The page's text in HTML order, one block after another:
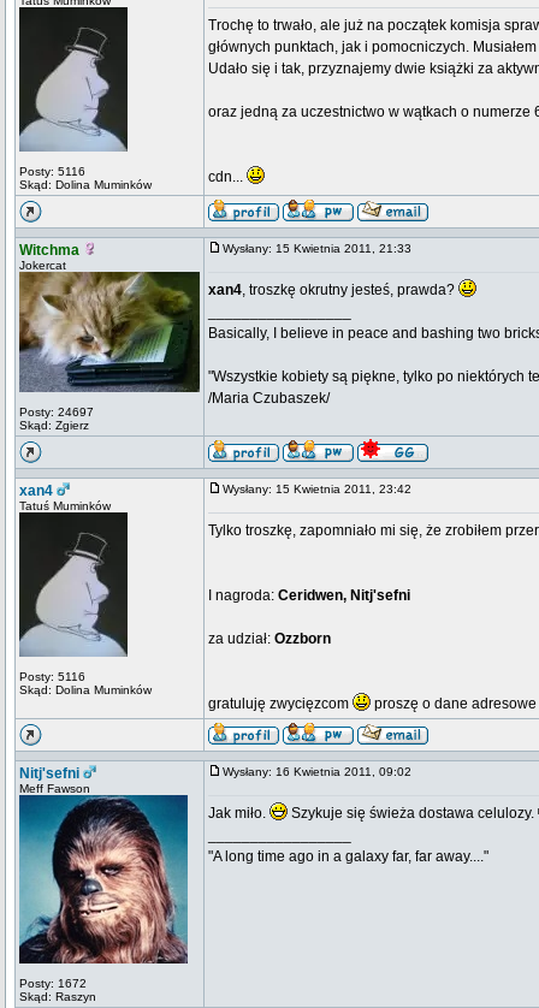
Posty: 5116
Skąd: Dolina Muminków
Trochę to trwało, ale już na początek komisja
głównych punktach, jak i pomocniczych.
Udało się i tak, przyznajemy dwie książki za
oraz jedną za uczestnictwo w wątkach o numerze
cdn...
Witchma
Jokercat
Posty: 24697
Skąd: Zgierz
Wysłany: 15 Kwietnia 2011, 21:33
xan4, troszkę okrutny jesteś, prawda?
Basically, I believe in peace and bashing two
"Wszystkie kobiety są piękne, tylko po niektórych
/Maria Czubaszek/
xan4
Tatuś Muminków
Posty: 5116
Skąd: Dolina Muminków
Wysłany: 15 Kwietnia 2011, 23:42
Tylko troszkę, zapomniało mi się, że zrobiłem
I nagroda: Ceridwen, Nitj'sefni
za udział: Ozzborn
gratuluję zwycięzcom proszę o dane
Nitj'sefni
Meff Fawson
Posty: 1672
Skąd: Raszyn
Wysłany: 16 Kwietnia 2011, 09:02
Jak miło.
Szykuje się świeża dostawa celulozy.
"A long time ago in a galaxy far, far away...."